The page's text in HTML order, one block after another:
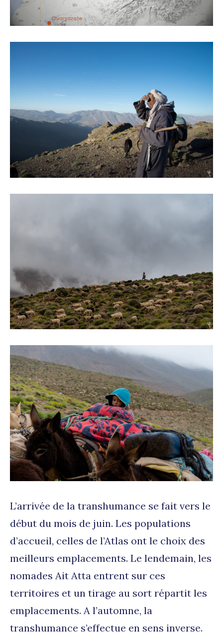
L’arrivée de la transhumance se fait vers le
début du mois de juin. Les populations
d’accueil, celles de l’Atlas ont le choix des
meilleurs emplacements. Le lendemain, les
nomades Ait Atta entrent sur ces
territoires et un tirage au sort répartit les
emplacements. A l’automne, la
transhumance s’effectue en sens inverse.